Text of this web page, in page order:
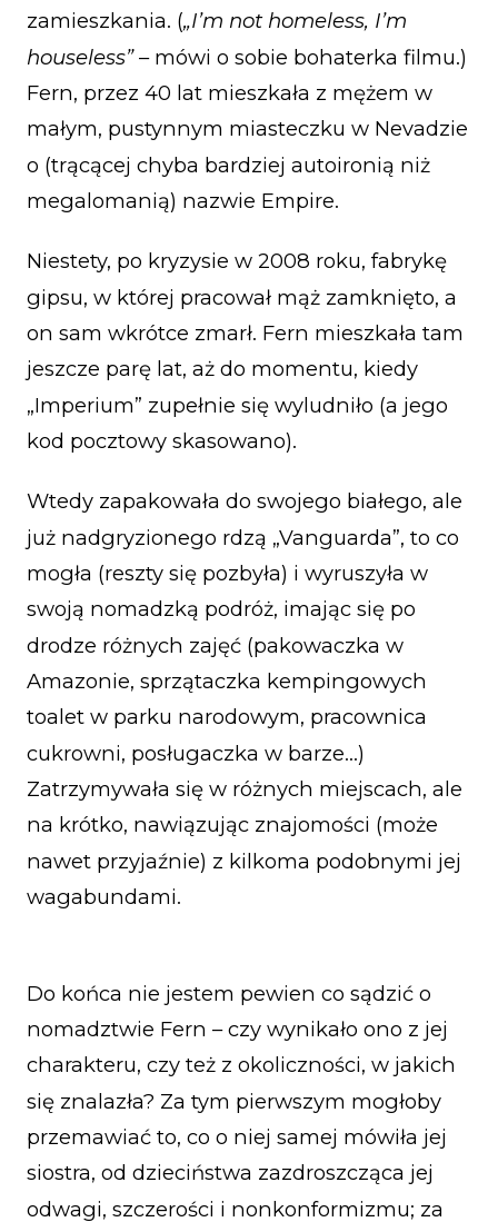
zamieszkania. („I’m not homeless, I’m
houseless”– mówi o sobie bohaterka filmu.)
Fern, przez 40 lat mieszkała z mężem w
małym, pustynnym miasteczku w Nevadzie
o (trącącej chyba bardziej autoironią niż
megalomanią) nazwie Empire.
Niestety, po kryzysie w 2008 roku, fabrykę
gipsu, w której pracował mąż zamknięto, a
on sam wkrótce zmarł. Fern mieszkała tam
jeszcze parę lat, aż do momentu, kiedy
„Imperium” zupełnie się wyludniło (a jego
kod pocztowy skasowano).
Wtedy zapakowała do swojego białego, ale
już nadgryzionego rdzą „Vanguarda”, to co
mogła (reszty się pozbyła) i wyruszyła w
swoją nomadzką podróż, imając się po
drodze różnych zajęć (pakowaczka w
Amazonie, sprzątaczka kempingowych
toalet w parku narodowym, pracownica
cukrowni, posługaczka w barze…)
Zatrzymywała się w różnych miejscach, ale
na krótko, nawiązując znajomości (może
nawet przyjaźnie) z kilkoma podobnymi jej
wagabundami.
Do końca nie jestem pewien co sądzić o
nomadztwie Fern – czy wynikało ono z jej
charakteru, czy też z okoliczności, w jakich
się znalazła? Za tym pierwszym mogłoby
przemawiać to, co o niej samej mówiła jej
siostra, od dzieciństwa zazdroszcząca jej
odwagi, szczerości i nonkonformizmu; za